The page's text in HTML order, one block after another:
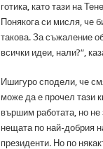
готика, като тази на
Понякога си мисля, че
такова. За съжаление
всички идеи, нали?“,
Ишигуро сподели, че
може да е прочел тази
вършим работата, но
нещата по най-добрия
президенти. Но по